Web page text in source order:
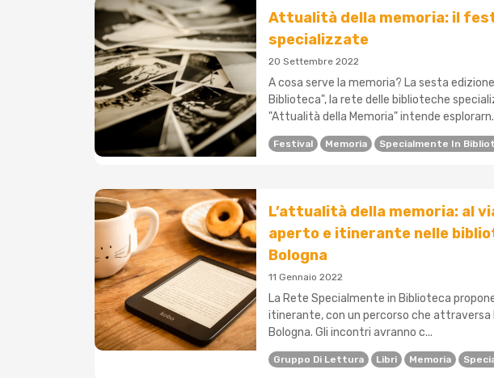
Attualità della memoria: il
specializzate
20 Settembre 2022
A cosa serve la memoria? La sesta
Biblioteca", la rete delle biblioteche
"Attualità della Memoria" intende
Festival Memoria Specialmente In
L’attualità della memoria: al
aperto e itinerante nelle
Bologna
11 Gennaio 2022
La Rete Specialmente in Biblioteca
itinerante, con un percorso che
Bologna. Gli incontri avranno c...
Gruppo Di Lettura Libri Memoria